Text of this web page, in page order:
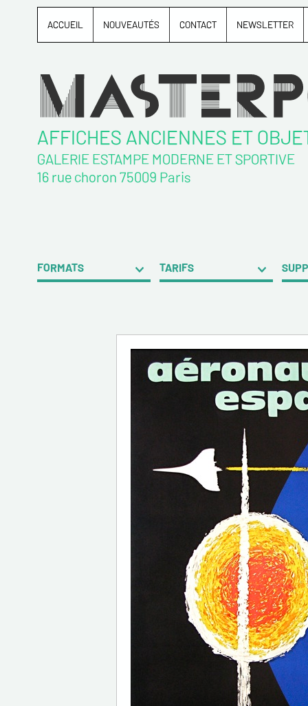
ACCUEIL NOUVEAUTÉS CONTACT NEWSLETTER
AFFICHES ANCIENNES ET
GALERIE ESTAMPE MODERNE ET SPORTIVE
16 rue choron 75009 Paris
FORMATS TARIFS